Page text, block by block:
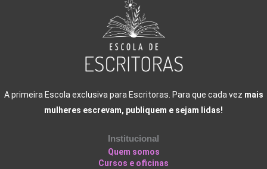
A primeira Escola exclusiva para Escritoras. Para que cada vez mais
mulheres escrevam, publiquem e sejam lidas!
Institucional
Quem somos
Cursos e oficinas